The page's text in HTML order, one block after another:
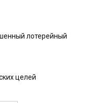
лотерейный
целей